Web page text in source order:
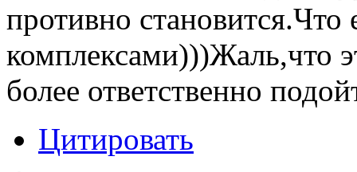
противно становится.Что
комплексами)))Жаль,что
более ответственно
Цитировать